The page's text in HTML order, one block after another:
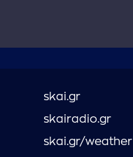
skai.gr
skairadio.gr
skai.gr/weather